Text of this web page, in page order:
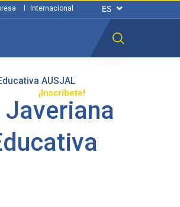
¡Inscríbete!
Internacional
AUSJAL